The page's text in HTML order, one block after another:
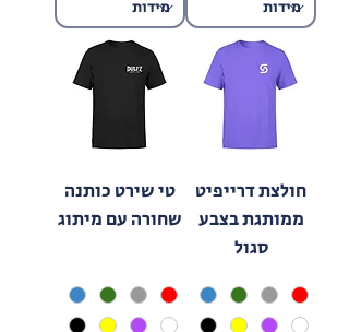
חולצת דרייפיט
ממותגת בצבע
סגול
טי שירט כותנה
שחורה עם מיתוג